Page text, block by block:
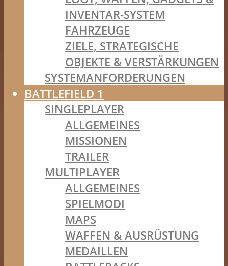
INVENTAR-SYSTEM
FAHRZEUGE
ZIELE, STRATEGISCHE
OBJEKTE & VERSTÄRKUNGEN
SYSTEMANFORDERUNGEN
BATTLEFIELD 1
SINGLEPLAYER
ALLGEMEINES
MISSIONEN
TRAILER
MULTIPLAYER
ALLGEMEINES
SPIELMODI
MAPS
WAFFEN & AUSRÜSTUNG
MEDAILLEN